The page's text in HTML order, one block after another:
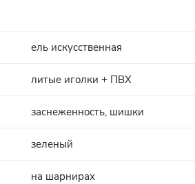
ель искусственная
литые иголки + ПВХ
заснеженность, шишки
зеленый
на шарнирах